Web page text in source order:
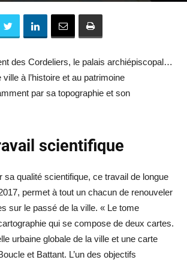
des Cordeliers, le palais archiépiscopal…
à l’histoire et au patrimoine
par sa topographie et son
scientifique
sa qualité scientifique, ce travail de longue
permet à tout un chacun de renouveler
sur le passé de la ville. « Le tome
qui se compose de deux cartes.
urbaine globale de la ville et une carte
et Battant. L’un des objectifs